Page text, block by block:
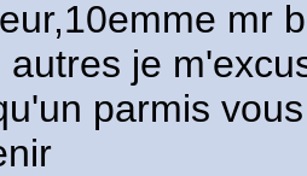
mr
autres je
parmis